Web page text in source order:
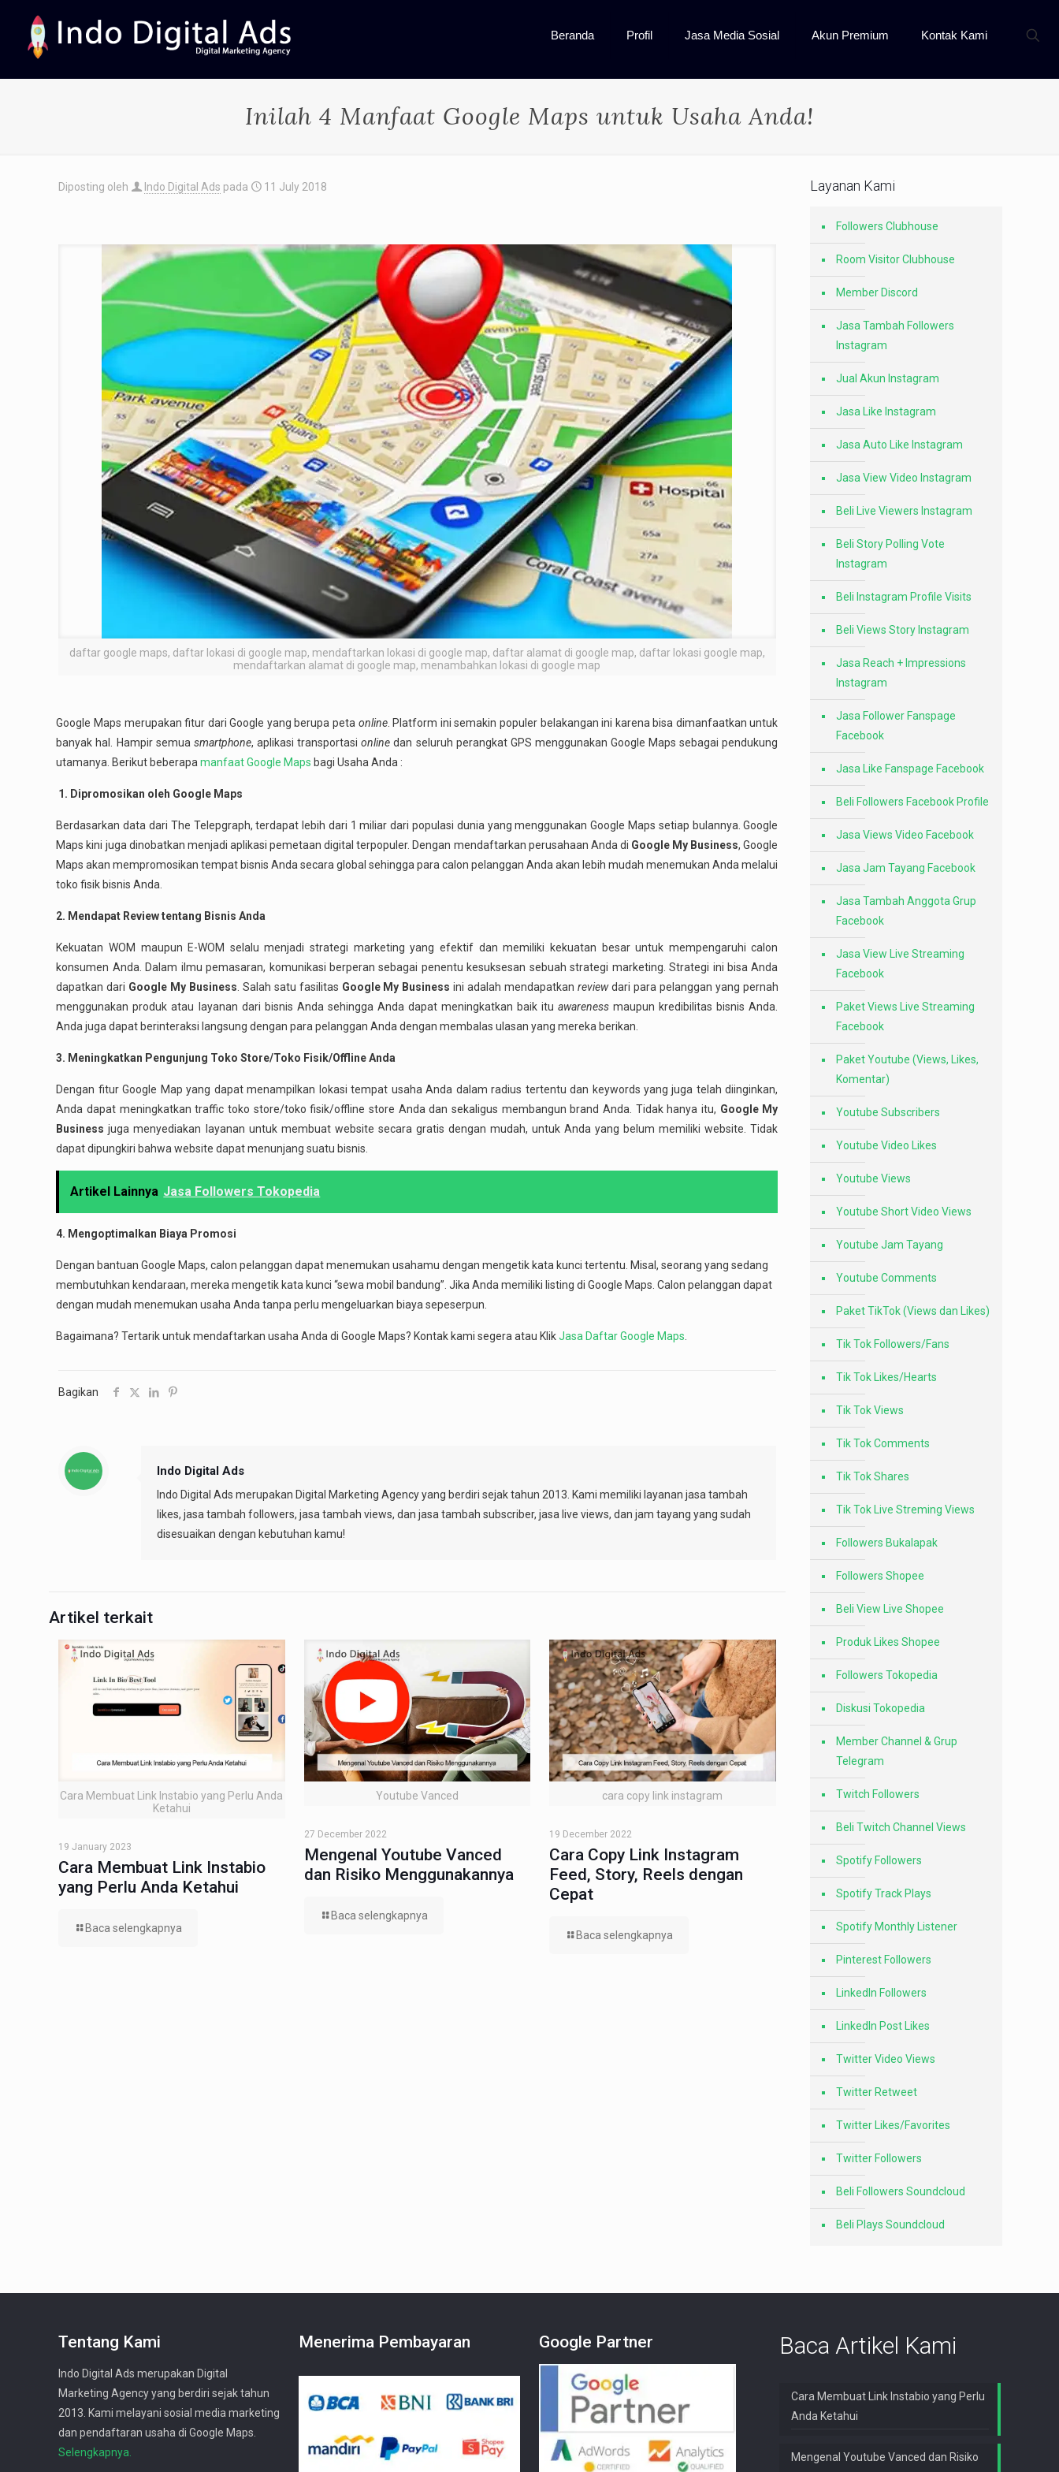
Beranda Profil Jasa Media Sosial Akun Premium Kontak Kami
Inilah 4 Manfaat Google Maps untuk Usaha Anda!
Diposting oleh Indo Digital Ads pada 11 July 2018
daftar google maps, daftar lokasi di google map, mendaftarkan lokasi di google map, daftar alamat di google map, daftar lokasi google map,
mendaftarkan alamat di google map, menambahkan lokasi di google map
Google Maps merupakan fitur dari Google yang berupa peta online. Platform ini semakin populer belakangan ini karena bisa dimanfaatkan untuk
banyak hal. Hampir semua smartphone, aplikasi transportasionlinedan seluruh perangkat GPS menggunakan Google Maps sebagai pendukung
utamanya. Berikut beberapamanfaat Google Maps bagi Usaha Anda :
1. Dipromosikan oleh Google Maps
Berdasarkan data dari The Telepgraph, terdapat lebih dari 1 miliar dari populasi dunia yang menggunakan Google Maps setiap bulannya. Google
Maps kini juga dinobatkan menjadi aplikasi pemetaan digital terpopuler. Dengan mendaftarkan perusahaan Anda di Google My Business, Google
Maps akan mempromosikan tempat bisnis Anda secara global sehingga para calon pelanggan Anda akan lebih mudah menemukan Anda melalui
toko fisik bisnis Anda.
2. Mendapat Review tentang Bisnis Anda
Kekuatan WOM maupun E-WOM selalu menjadi strategi marketing yang efektif dan memiliki kekuatan besar untuk mempengaruhi calon
konsumen Anda. Dalam ilmu pemasaran, komunikasi berperan sebagai penentu kesuksesan sebuah strategi marketing. Strategi ini bisa Anda
dapatkan dari Google My Business . Salah satu fasilitas Google My Business ini adalah mendapatkan reviewdari para pelanggan yang pernah
menggunakan produk atau layanan dari bisnis Anda sehingga Anda dapat meningkatkan baik ituawarenessmaupun kredibilitas bisnis Anda.
Anda juga dapat berinteraksi langsung dengan para pelanggan Anda dengan membalas ulasan yang mereka berikan.
3. Meningkatkan Pengunjung Toko Store/Toko Fisik/Offline Anda
Dengan fitur Google Map yang dapat menampilkan lokasi tempat usaha Anda dalam radius tertentu dan keywords yang juga telah diinginkan,
Anda dapat meningkatkan traffic toko store/toko fisik/offline store Anda dan sekaligus membangun brand Anda. Tidak hanya itu, Google My
Businessjuga menyediakan layanan untuk membuat website secara gratis dengan mudah, untuk Anda yang belum memiliki website. Tidak
dapat dipungkiri bahwa website dapat menunjang suatu bisnis.
Artikel Lainnya Jasa Followers Tokopedia
4. Mengoptimalkan Biaya Promosi
Dengan bantuan Google Maps, calon pelanggan dapat menemukan usahamu dengan mengetik kata kunci tertentu. Misal, seorang yang sedang
membutuhkan kendaraan, mereka mengetik kata kunci “sewa mobil bandung”. Jika Anda memiliki listing di Google Maps. Calon pelanggan dapat
dengan mudah menemukan usaha Anda tanpa perlu mengeluarkan biaya sepeserpun.
Bagaimana? Tertarik untuk mendaftarkan usaha Anda di Google Maps? Kontak kami segera atau KlikJasa Daftar Google Maps
Bagikan
Indo Digital Ads
Indo Digital Ads merupakan Digital Marketing Agency yang berdiri sejak tahun 2013. Kami memiliki layanan jasa tambah
likes, jasa tambah followers, jasa tambah views, dan jasa tambah subscriber, jasa live views, dan jam tayang yang sudah
disesuaikan dengan kebutuhan kamu!
Artikel terkait
Cara Membuat Link Instabio yang Perlu Anda
Ketahui
19 January 2023
Cara Membuat Link Instabio
yang Perlu Anda Ketahui
Baca selengkapnya
Youtube Vanced
27 December 2022
Mengenal Youtube Vanced
dan Risiko Menggunakannya
Baca selengkapnya
cara copy link instagram
19 December 2022
Cara Copy Link Instagram
Feed, Story, Reels dengan
Cepat
Baca selengkapnya
Layanan Kami
Followers Clubhouse
Room Visitor Clubhouse
Member Discord
Jasa Tambah Followers
Instagram
Jual Akun Instagram
Jasa Like Instagram
Jasa Auto Like Instagram
Jasa View Video Instagram
Beli Live Viewers Instagram
Beli Story Polling Vote
Instagram
Beli Instagram Profile Visits
Beli Views Story Instagram
Jasa Reach + Impressions
Instagram
Jasa Follower Fanspage
Facebook
Jasa Like Fanspage Facebook
Beli Followers Facebook Profile
Jasa Views Video Facebook
Jasa Jam Tayang Facebook
Jasa Tambah Anggota Grup
Facebook
Jasa View Live Streaming
Facebook
Paket Views Live Streaming
Facebook
Paket Youtube (Views, Likes,
Komentar)
Youtube Subscribers
Youtube Video Likes
Youtube Views
Youtube Short Video Views
Youtube Jam Tayang
Youtube Comments
Paket TikTok (Views dan Likes)
Tik Tok Followers/Fans
Tik Tok Likes/Hearts
Tik Tok Views
Tik Tok Comments
Tik Tok Shares
Tik Tok Live Streming Views
Followers Bukalapak
Followers Shopee
Beli View Live Shopee
Produk Likes Shopee
Followers Tokopedia
Diskusi Tokopedia
Member Channel & Grup
Telegram
Twitch Followers
Beli Twitch Channel Views
Spotify Followers
Spotify Track Plays
Spotify Monthly Listener
Pinterest Followers
LinkedIn Followers
LinkedIn Post Likes
Twitter Video Views
Twitter Retweet
Twitter Likes/Favorites
Twitter Followers
Beli Followers Soundcloud
Beli Plays Soundcloud
Tentang Kami
Indo Digital Ads merupakan Digital
Marketing Agency yang berdiri sejak tahun
2013. Kami melayani sosial media marketing
dan pendaftaran usaha di Google Maps.
Selengkapnya.
Menerima Pembayaran Google Partner Baca Artikel Kami
Cara Membuat Link Instabio yang Perlu
Anda Ketahui
Mengenal Youtube Vanced dan Risiko